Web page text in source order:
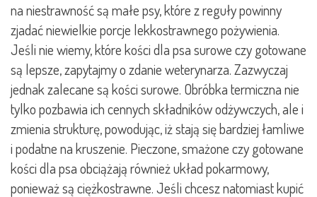
na niestrawność są małe psy, które z reguły powinny
zjadać niewielkie porcje lekkostrawnego pożywienia.
Jeśli nie wiemy, które kości dla psa surowe czy gotowane
są lepsze, zapytajmy o zdanie weterynarza. Zazwyczaj
jednak zalecane są kości surowe. Obróbka termiczna nie
tylko pozbawia ich cennych składników odżywczych, ale i
zmienia strukturę, powodując, iż stają się bardziej łamliwe
i podatne na kruszenie. Pieczone, smażone czy gotowane
kości dla psa obciążają również układ pokarmowy,
ponieważ są ciężkostrawne. Jeśli chcesz natomiast kupić